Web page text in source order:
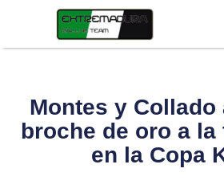
Montes y Collado
broche de oro a la
en la Copa